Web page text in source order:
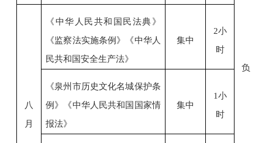
负
八
月
《中华人民共和国民法典》
《监察法实施条例》
《中华人
民共和国安全生产法》
集中
2小
时
《泉州市历史文化名城保护条
例》
《中华人民共和国国家情
报法》
集中
1小
时